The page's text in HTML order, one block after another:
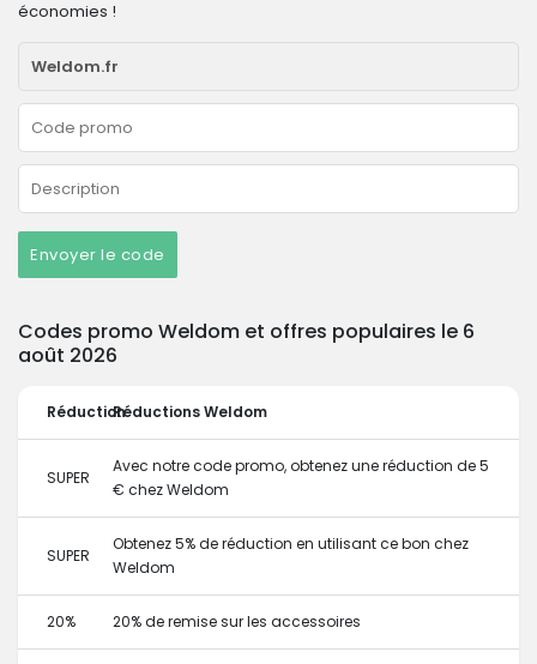
économies !
Envoyer le code
Codes promo Weldom et offres populaires le 6
août 2026
RéductionRéductions Weldom
SUPER
Avec notre code promo, obtenez une réduction de 5
€ chez Weldom
SUPER
Obtenez 5% de réduction en utilisant ce bon chez
Weldom
20% 20% de remise sur les accessoires